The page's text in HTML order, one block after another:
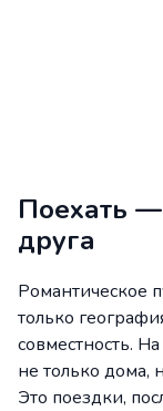
Поехать
друга
Романтическое
только
совместность.
не только дома,
Это поездки,